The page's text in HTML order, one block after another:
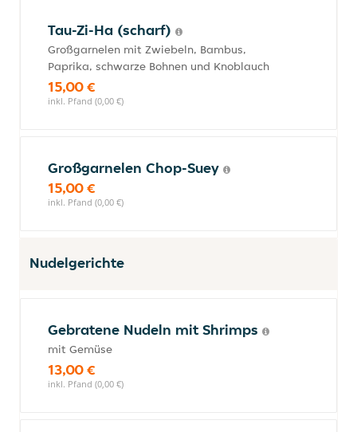
Tau-Zi-Ha (scharf)
Großgarnelen mit Zwiebeln, Bambus,
Paprika, schwarze Bohnen und Knoblauch
15,00 €
inkl. Pfand (0,00 €)
Großgarnelen Chop-Suey
15,00 €
inkl. Pfand (0,00 €)
Nudelgerichte
Gebratene Nudeln mit Shrimps
mit Gemüse
13,00 €
inkl. Pfand (0,00 €)